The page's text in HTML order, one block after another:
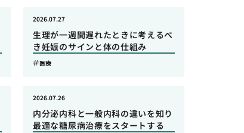
生理が一週間遅れたときに考えるべ
き妊娠のサインと体の仕組み
2026.07.27
医療
内分泌内科と一般内科の違いを知り
最適な糖尿病治療をスタートする
2026.07.26